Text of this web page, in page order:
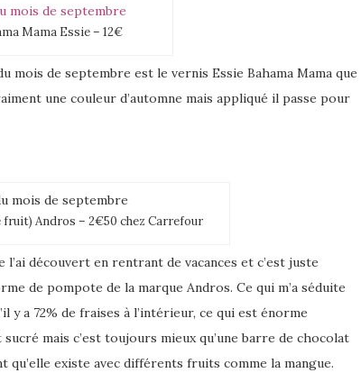
Mama Essie – 12€
de septembre est le vernis Essie Bahama Mama que
une couleur d’automne mais appliqué il passe pour
fruit) Andros – 2€50 chez Carrefour
découvert en rentrant de vacances et c’est juste
de pompote de la marque Andros. Ce qui m’a séduite
y a 72% de fraises à l’intérieur, ce qui est énorme
mais c’est toujours mieux qu’une barre de chocolat
existe avec différents fruits comme la mangue.